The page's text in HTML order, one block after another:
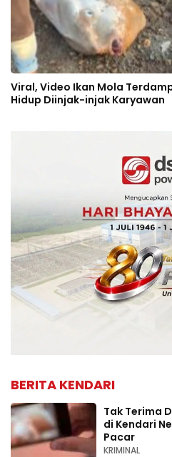
Viral, Video Ikan Mola
Hidup Diinjak-injak Karyawan
BERITA KENDARI
Tak Terima
di Kendari
Pacar
KRIMINAL